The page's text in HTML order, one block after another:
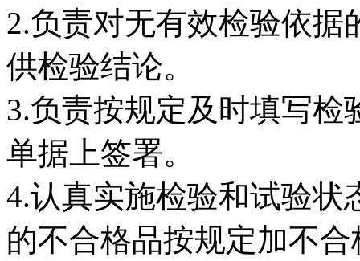
2.负责对无有效检验依
供检验结论。
3.负责按规定及时填写
单据上签署。
4.认真实施检验和试验状
的不合格品按规定加不